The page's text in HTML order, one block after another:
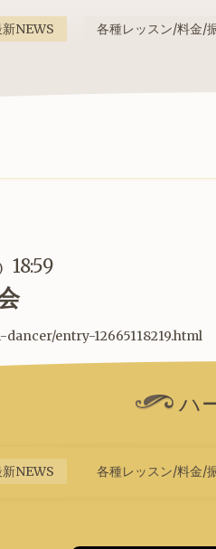
新NEWS 各種レッスン/料金/
18:59
dancer/entry-12665118219.html
ハ
新NEWS 各種レッスン/料金/